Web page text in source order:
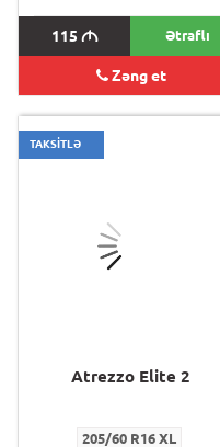
115 M Ətraflı
Zəng et
TAKSİTLƏ
Atrezzo Elite 2
205/60 R16 XL